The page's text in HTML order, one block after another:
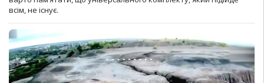
всім, не існує.